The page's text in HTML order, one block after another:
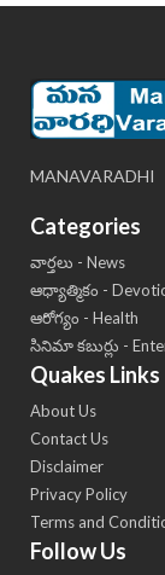
MANAVARADHI
Categories
వార్తలు - News
ఆధ్యాత్మికం -
ఆరోగ్యం - Health
సినిమా కబుర్లు -
Quakes Links
About Us
Contact Us
Disclaimer
Privacy Policy
Terms and
Follow Us